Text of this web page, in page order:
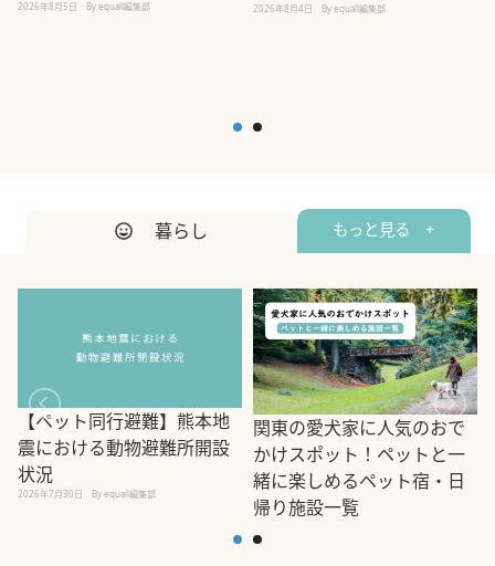
2026年8月5日 By equall編集部 2026年8月4日 By equall編集部
暮らし もっと見る +
【ペット同行避難】熊本地
震における動物避難所開設
状況
2026年7月30日 By equall編集部
関東の愛犬家に人気のおで
かけスポット！ペットと一
緒に楽しめるペット宿・日
帰り施設一覧